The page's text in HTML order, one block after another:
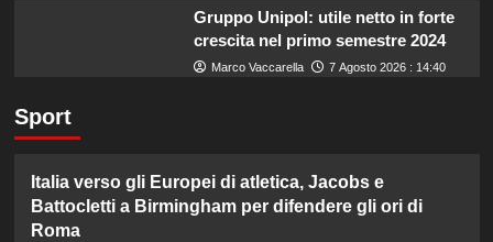
Gruppo Unipol: utile netto in forte
crescita nel primo semestre 2024
Marco Vaccarella 7 Agosto 2026 : 14:40
Sport
Italia verso gli Europei di atletica, Jacobs e
Battocletti a Birmingham per difendere gli ori di
Roma